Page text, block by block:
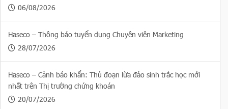
06/08/2026
Haseco – Thông báo tuyển dụng Chuyên viên Marketing
28/07/2026
Haseco – Cảnh báo khẩn: Thủ đoạn lừa đảo sinh trắc học mới
nhất trên Thị trường chứng khoán
20/07/2026